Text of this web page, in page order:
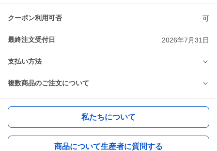
クーポン利用可否 可
最終注文受付日 2026年7月31日
支払い方法
複数商品のご注文について
私たちについて
商品について生産者に質問する